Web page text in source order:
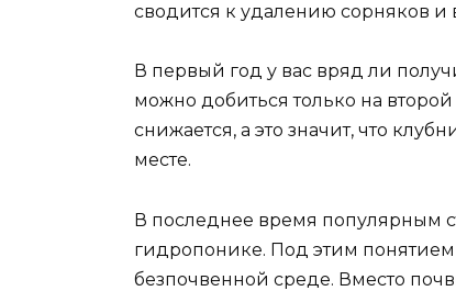
сводится к удалению сорняков и
В первый год у вас вряд ли
можно добиться только на
снижается, а это значит, что
месте.
В последнее время популярным
гидропонике. Под этим
безпочвенной среде. Вместо